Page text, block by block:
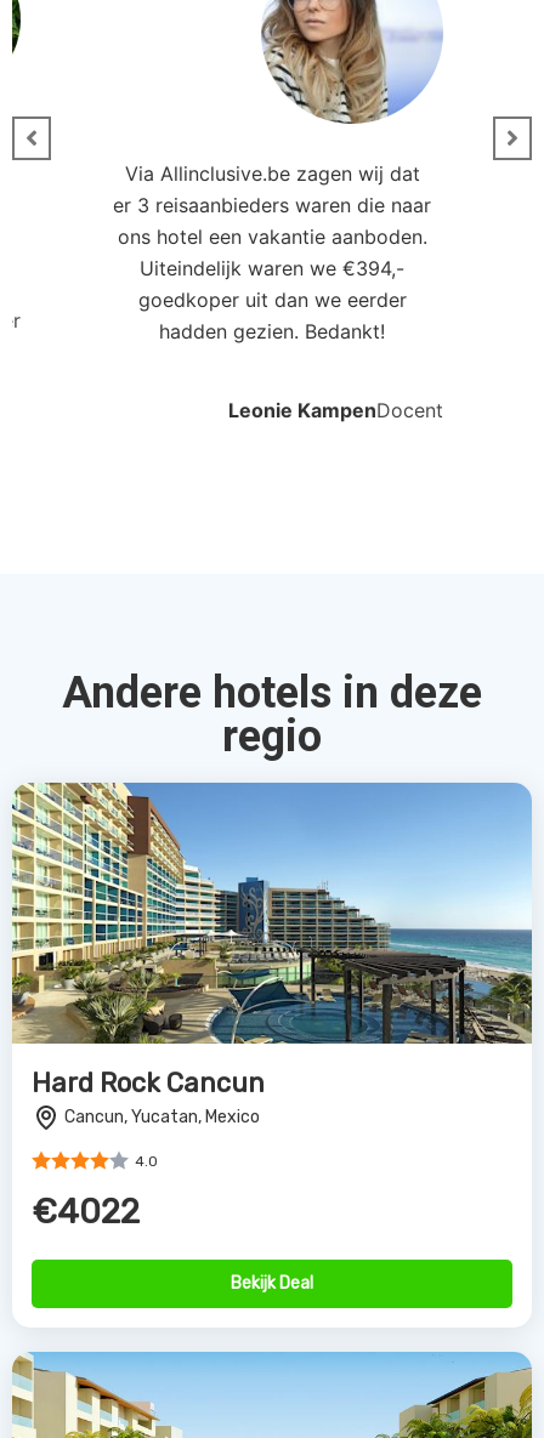
Via Allinclusive.be zagen wij dat
er 3 reisaanbieders waren die naar
ons hotel een vakantie aanboden.
Uiteindelijk waren we €394,-
goedkoper uit dan we eerder
hadden gezien. Bedankt!
Leonie KampenDocent
Andere hotels in deze
regio
Hard Rock Cancun
Cancun, Yucatan, Mexico
4.0
€4022
Bekijk Deal